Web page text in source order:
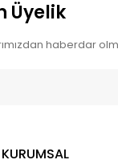
Üyelik
haberdar
KURUMSAL